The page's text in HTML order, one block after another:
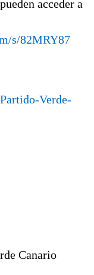
acceder a
s/82MRY87
Verde-
Canario